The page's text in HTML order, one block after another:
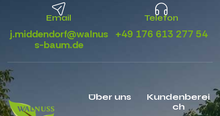
Email
j.middendorf@walnus
s-baum.de
Telefon
+49 176 613 277 54
Über uns
Kundenberei
ch